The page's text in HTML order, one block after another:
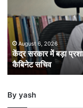
फेरबदल,
डॉ.
टी.वी.
सोमनाथन
बने
नए
सचिव
August 6, 2026
केंद्र सरकार में बड़ा
कैबिनेट सचिव
By yash